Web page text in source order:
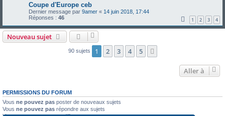
Coupe d'Europe ceb
Dernier message par 9amer « 14 juin 2018, 17:44
Réponses : 46 1 2 3 4
Nouveau sujet
90 sujets 1 2 3 4 5
Aller à
PERMISSIONS DU FORUM
Vous ne pouvez pas poster de nouveaux sujets
Vous ne pouvez pas répondre aux sujets